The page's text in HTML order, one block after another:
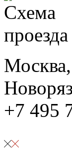
+7 495